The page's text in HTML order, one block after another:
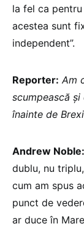
la fel ca
acestea sunt
independent”.
Reporter: Am
scumpească
înainte de
Andrew Noble:
dublu, nu
cum am spus
punct de
ar duce în